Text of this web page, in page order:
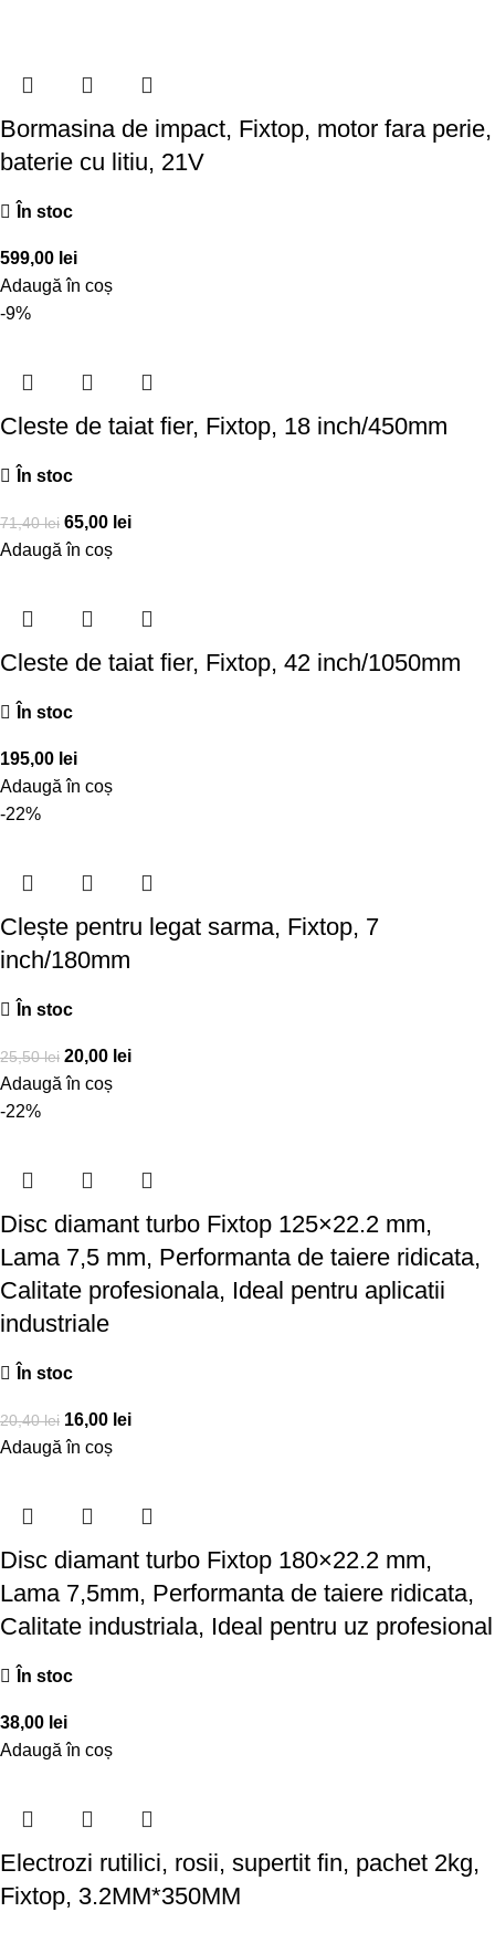
Bormasina de impact, Fixtop, motor fara perie,
baterie cu litiu, 21V
În stoc
599,00 lei
Adaugă în coș
-9%
Cleste de taiat fier, Fixtop, 18 inch/450mm
În stoc
71,40lei 65,00 lei
Adaugă în coș
Cleste de taiat fier, Fixtop, 42 inch/1050mm
În stoc
195,00 lei
Adaugă în coș
-22%
Clește pentru legat sarma, Fixtop, 7
inch/180mm
În stoc
25,50lei 20,00 lei
Adaugă în coș
-22%
Disc diamant turbo Fixtop 125×22.2 mm,
Lama 7,5 mm, Performanta de taiere ridicata,
Calitate profesionala, Ideal pentru aplicatii
industriale
În stoc
20,40lei 16,00 lei
Adaugă în coș
Disc diamant turbo Fixtop 180×22.2 mm,
Lama 7,5mm, Performanta de taiere ridicata,
Calitate industriala, Ideal pentru uz profesional
În stoc
38,00 lei
Adaugă în coș
Electrozi rutilici, rosii, supertit fin, pachet 2kg,
Fixtop, 3.2MM*350MM